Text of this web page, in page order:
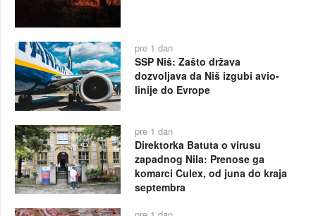
pre 1 dan
SSP Niš: Zašto država
dozvoljava da Niš izgubi avio-
linije do Evrope
pre 1 dan
Direktorka Batuta o virusu
zapadnog Nila: Prenose ga
komarci Culex, od juna do kraja
septembra